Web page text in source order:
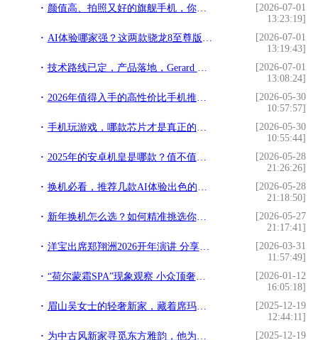
颜值高、拍照又好的旗舰手机，你选哪一款？
[2026-07-01
13:23:19]
AI体验哪家强？这两款骁龙8至尊版旗舰把智能玩明白了
[2026-07-01
13:19:43]
技术路线已定，产品落地，Gerard Williams离职影响有限
[2026-07-01
13:08:24]
2026年值得入手的高性价比手机推荐，“甜点机”性能新定义
[2026-05-30
10:57:57]
手机玩游戏，哪款芯片才是真正的硬核实力派？
[2026-05-30
10:55:44]
2025年的安卓机皇是哪款？值不值得买？
[2026-05-28
21:26:26]
换机必看，推荐几款AI体验出色的旗舰手机
[2026-05-28
21:18:50]
新年换机怎么选？如何精准挑选你的“本命旗舰”？
[2026-05-27
21:17:41]
洋宝出席郑翔洲2026开年演讲 分享“企业家权威IP打造
[2026-03-31
11:57:49]
“荷尔蒙霜SPA”现象观察 小众顶奢如何悄然定义精英女性“抗衰”新标准？
[2026-01-12
16:05:18]
眉山吴女士的轻奢新家，藏着席玛卫浴 10 年不变的信赖
[2025-12-19
12:44:11]
为中古风新家寻觅东方雅韵，他为何对席玛卫浴一见倾心？
[2025-12-19